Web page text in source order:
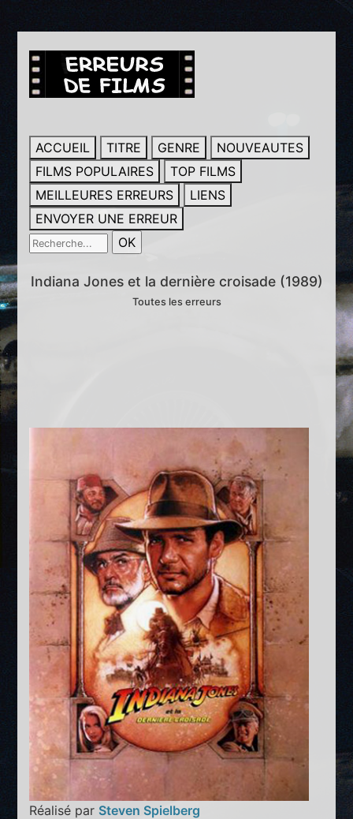
ACCUEIL TITRE GENRE
NOUVEAUTES
FILMS POPULAIRES
TOP FILMS
MEILLEURES ERREURS
LIENS
ENVOYER UNE ERREUR
Indiana Jones et la dernière croisade (1989)
Toutes les erreurs
Réalisé par Steven Spielberg